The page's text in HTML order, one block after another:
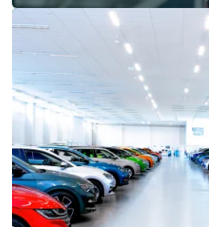
31 1 2 3